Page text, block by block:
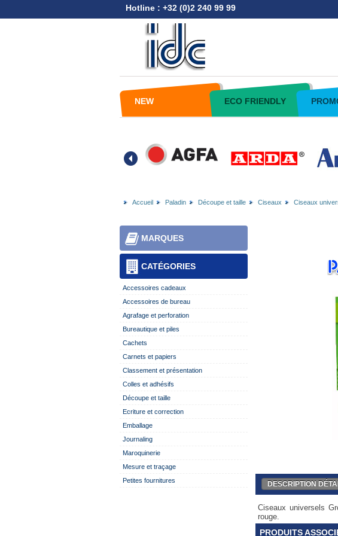
Hotline : +32 (0)2 240 99 99
NEW ECO FRIENDLY
Accueil Paladin Découpe et taille Ciseaux Ciseaux
CATÉGORIES
MARQUES
Accessoires cadeaux
Accessoires de bureau
Agrafage et perforation
Bureautique et piles
Cachets
Carnets et papiers
Classement et présentation
Colles et adhésifs
Découpe et taille
Ecriture et correction
Emballage
Journaling
Maroquinerie
Mesure et traçage
Petites fournitures
DESCRIPTION
Ciseaux universels
rouge.
PRODUITS